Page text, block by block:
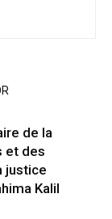
de la
et des
justice
Kalil